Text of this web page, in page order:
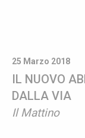
25 Marzo 2018
IL NUOVO
DALLA VIA
Il Mattino